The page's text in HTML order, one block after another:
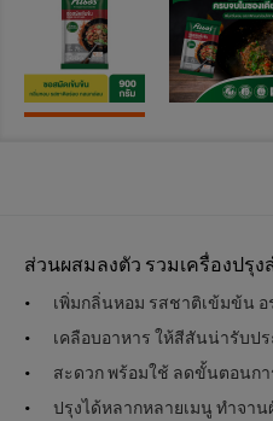
ส่วนผสมลงตัว รวมเครื่องปรุ
เพิ่มกลิ่นหอม รสชาติเข้มข้น อ
เคลือบอาหาร ให้สีสันน่ารับป
สะดวก พร้อมใช้ ลดขั้นตอนกา
ปรุงได้หลากหลายเมนู ทำจาน